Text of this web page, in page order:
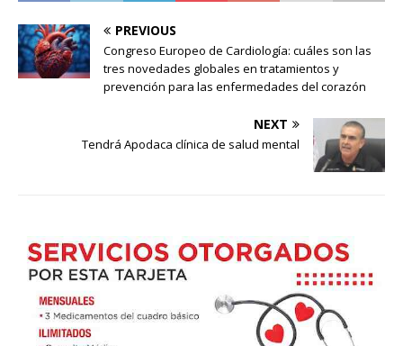
PREVIOUS
Congreso Europeo de Cardiología: cuáles son las
tres novedades globales en tratamientos y
prevención para las enfermedades del corazón
NEXT
Tendrá Apodaca clínica de salud mental